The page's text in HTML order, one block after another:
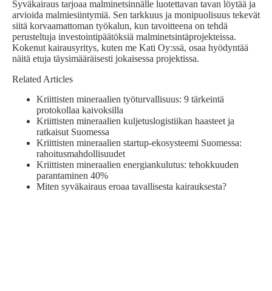
Syväkairaus tarjoaa malminetsinnälle luotettavan tavan löytää ja
arvioida malmiesiintymiä. Sen tarkkuus ja monipuolisuus tekevät
siitä korvaamattoman työkalun, kun tavoitteena on tehdä
perusteltuja investointipäätöksiä malminetsintäprojekteissa.
Kokenut kairausyritys, kuten me Kati Oy:ssä, osaa hyödyntää
näitä etuja täysimääräisesti jokaisessa projektissa.
Related Articles
Kriittisten mineraalien työturvallisuus: 9 tärkeintä
protokollaa kaivoksilla
Kriittisten mineraalien kuljetuslogistiikan haasteet ja
ratkaisut Suomessa
Kriittisten mineraalien startup-ekosysteemi Suomessa:
rahoitusmahdollisuudet
Kriittisten mineraalien energiankulutus: tehokkuuden
parantaminen 40%
Miten syväkairaus eroaa tavallisesta kairauksesta?